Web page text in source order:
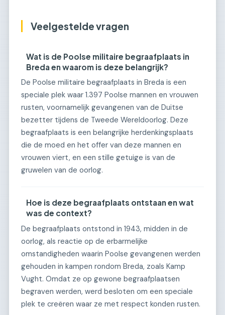
Veelgestelde vragen
Wat is de Poolse militaire begraafplaats in
Breda en waarom is deze belangrijk?
De Poolse militaire begraafplaats in Breda is een
speciale plek waar 1.397 Poolse mannen en vrouwen
rusten, voornamelijk gevangenen van de Duitse
bezetter tijdens de Tweede Wereldoorlog. Deze
begraafplaats is een belangrijke herdenkingsplaats
die de moed en het offer van deze mannen en
vrouwen viert, en een stille getuige is van de
gruwelen van de oorlog.
Hoe is deze begraafplaats ontstaan en wat
was de context?
De begraafplaats ontstond in 1943, midden in de
oorlog, als reactie op de erbarmelijke
omstandigheden waarin Poolse gevangenen werden
gehouden in kampen rondom Breda, zoals Kamp
Vught. Omdat ze op gewone begraafplaatsen
begraven werden, werd besloten om een speciale
plek te creëren waar ze met respect konden rusten.